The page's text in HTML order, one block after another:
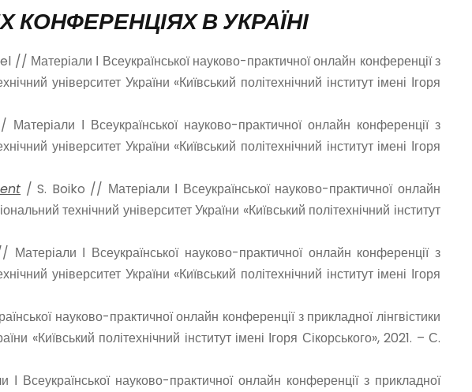
КОНФЕРЕНЦІЯХ В УКРАЇНІ
Матеріали І Всеукраїнської науково-практичної онлайн конференції з
університет України «Київський політехнічний інститут імені Ігоря
І Всеукраїнської науково-практичної онлайн конференції з
університет України «Київський політехнічний інститут імені Ігоря
/ S. Boiko // Матеріали І Всеукраїнської науково-практичної онлайн
технічний університет України «Київський політехнічний інститут
І Всеукраїнської науково-практичної онлайн конференції з
університет України «Київський політехнічний інститут імені Ігоря
науково-практичної онлайн конференції з прикладної лінгвістики
«Київський політехнічний інститут імені Ігоря Сікорського», 2021. – С.
науково-практичної онлайн конференції з прикладної